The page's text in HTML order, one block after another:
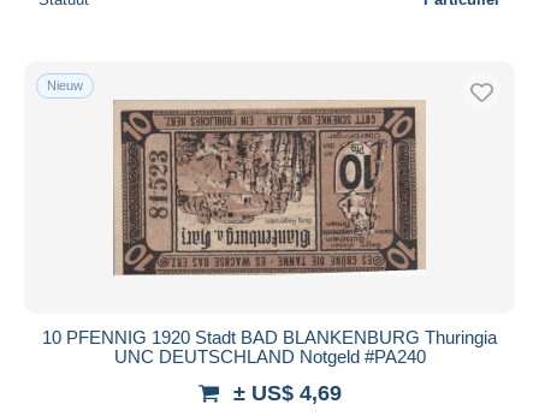
Nieuw
10 PFENNIG 1920 Stadt BAD BLANKENBURG Thuringia
UNC DEUTSCHLAND Notgeld #PA240
± US$ 4,69